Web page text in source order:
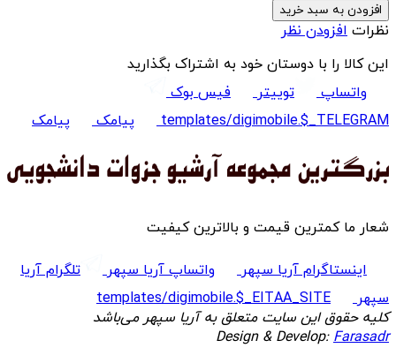
افزودن به سبد خرید
نظرات افزودن نظر
این کالا را با دوستان خود به اشتراک بگذارید
واتساپ
توییتر
فیس بوک
templates/digimobile.$_TELEGRAM
پیامک پیامک
شعار ما کمترین قیمت و بالاترین کیفیت
اینستاگرام آریا سپهر واتساپ آریا سپهر
تلگرام آریا
سپهر
templates/digimobile.$_EITAA_SITE
کلیه حقوق این سایت متعلق به آریا سپهر می‌باشد
Design & Develop:Farasadr